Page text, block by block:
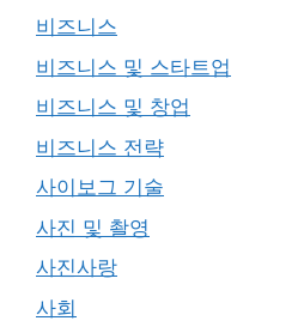
비즈니스
비즈니스 및 스타트업
비즈니스 및 창업
비즈니스 전략
사이보그 기술
사진 및 촬영
사진사랑
사회